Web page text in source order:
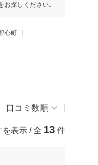
探しください。
心町
口コミ数順
を表示 / 全 13 件